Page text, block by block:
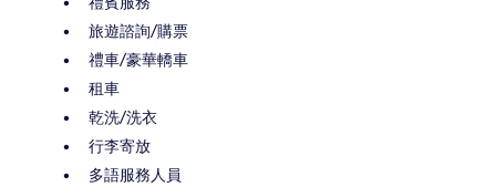
旅遊諮詢/購票
禮車/豪華轎車
租車
乾洗/洗衣
行李寄放
多語服務人員